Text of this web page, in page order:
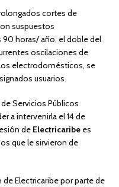
cortes de
suspuestos
90 horas/ año, el doble del
oscilaciones de
electrodomésticos, se
usuarios.
Servicios Públicos
a intervenirla el 14 de
de Electricaribe es
que le sirvieron de
Electricaribe por parte de